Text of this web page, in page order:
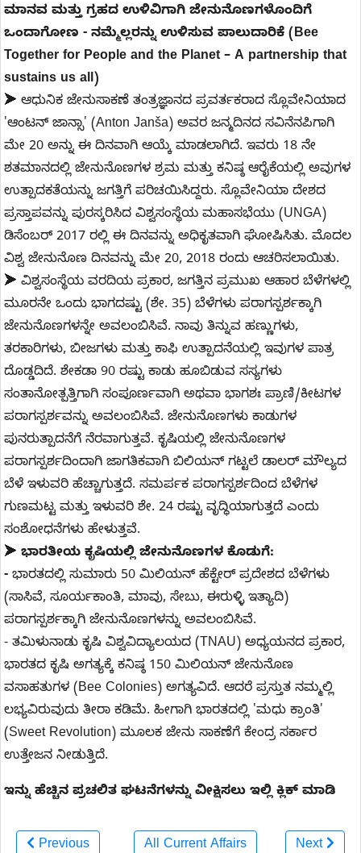
ಮಾನವ ಮತ್ತು ಗ್ರಹದ ಉಳಿವಿಗಾಗಿ ಜೇನುನೊಣಗಳೊಂದಿಗೆ
ಒಂದಾಗೋಣ - ನಮ್ಮೆಲ್ಲರನ್ನು ಉಳಿಸುವ ಪಾಲುದಾರಿಕೆ (Bee
Together for People and the Planet – A partnership that
sustains us all)
➤ ಆಧುನಿಕ ಜೇನುಸಾಕಣೆ ತಂತ್ರಜ್ಞಾನದ ಪ್ರವರ್ತಕರಾದ ಸ್ಲೊವೇನಿಯಾದ
'ಆಂಟನ್ ಜಾನ್ಸಾ' (Anton Janša) ಅವರ ಜನ್ಮದಿನದ ಸವಿನೆನಪಿಗಾಗಿ
ಮೇ 20 ಅನ್ನು ಈ ದಿನವಾಗಿ ಆಯ್ಕೆ ಮಾಡಲಾಗಿದೆ. ಇವರು 18 ನೇ
ಶತಮಾನದಲ್ಲಿ ಜೇನುನೊಣಗಳ ಶ್ರಮ ಮತ್ತು ಕನಿಷ್ಠ ಆರೈಕೆಯಲ್ಲಿ ಅವುಗಳ
ಉತ್ಪಾದಕತೆಯನ್ನು ಜಗತ್ತಿಗೆ ಪರಿಚಯಿಸಿದ್ದರು. ಸ್ಲೊವೇನಿಯಾ ದೇಶದ
ಪ್ರಸ್ತಾಪವನ್ನು ಪುರಸ್ಕರಿಸಿದ ವಿಶ್ವಸಂಸ್ಥೆಯ ಮಹಾಸಭೆಯು (UNGA)
ಡಿಸೆಂಬರ್ 2017 ರಲ್ಲಿ ಈ ದಿನವನ್ನು ಅಧಿಕೃತವಾಗಿ ಘೋಷಿಸಿತು. ಮೊದಲ
ವಿಶ್ವ ಜೇನುನೊಣ ದಿನವನ್ನು ಮೇ 20, 2018 ರಂದು ಆಚರಿಸಲಾಯಿತು.
➤ ವಿಶ್ವಸಂಸ್ಥೆಯ ವರದಿಯ ಪ್ರಕಾರ, ಜಗತ್ತಿನ ಪ್ರಮುಖ ಆಹಾರ ಬೆಳೆಗಳಲ್ಲಿ
ಮೂರನೇ ಒಂದು ಭಾಗದಷ್ಟು (ಶೇ. 35) ಬೆಳೆಗಳು ಪರಾಗಸ್ಪರ್ಶಕ್ಕಾಗಿ
ಜೇನುನೊಣಗಳನ್ನೇ ಅವಲಂಬಿಸಿವೆ. ನಾವು ತಿನ್ನುವ ಹಣ್ಣುಗಳು,
ತರಕಾರಿಗಳು, ಬೀಜಗಳು ಮತ್ತು ಕಾಫಿ ಉತ್ಪಾದನೆಯಲ್ಲಿ ಇವುಗಳ ಪಾತ್ರ
ದೊಡ್ಡದಿದೆ. ಶೇಕಡಾ 90 ರಷ್ಟು ಕಾಡು ಹೂಬಿಡುವ ಸಸ್ಯಗಳು
ಸಂತಾನೋತ್ಪತ್ತಿಗಾಗಿ ಸಂಪೂರ್ಣವಾಗಿ ಅಥವಾ ಭಾಗಶಃ ಪ್ರಾಣಿ/ಕೀಟಗಳ
ಪರಾಗಸ್ಪರ್ಶವನ್ನು ಅವಲಂಬಿಸಿವೆ. ಜೇನುನೊಣಗಳು ಕಾಡುಗಳ
ಪುನರುತ್ಪಾದನೆಗೆ ನೆರವಾಗುತ್ತವೆ. ಕೃಷಿಯಲ್ಲಿ ಜೇನುನೊಣಗಳ
ಪರಾಗಸ್ಪರ್ಶದಿಂದಾಗಿ ಜಾಗತಿಕವಾಗಿ ಬಿಲಿಯನ್ ಗಟ್ಟಲೆ ಡಾಲರ್ ಮೌಲ್ಯದ
ಬೆಳೆ ಇಳುವರಿ ಹೆಚ್ಚಾಗುತ್ತದೆ. ಸಮರ್ಪಕ ಪರಾಗಸ್ಪರ್ಶದಿಂದ ಬೆಳೆಗಳ
ಗುಣಮಟ್ಟ ಮತ್ತು ಇಳುವರಿ ಶೇ. 24 ರಷ್ಟು ವೃದ್ಧಿಯಾಗುತ್ತದೆ ಎಂದು
ಸಂಶೋಧನೆಗಳು ಹೇಳುತ್ತವೆ.
➤ ಭಾರತೀಯ ಕೃಷಿಯಲ್ಲಿ ಜೇನುನೊಣಗಳ ಕೊಡುಗೆ:
- ಭಾರತದಲ್ಲಿ ಸುಮಾರು 50 ಮಿಲಿಯನ್ ಹೆಕ್ಟೇರ್ ಪ್ರದೇಶದ ಬೆಳೆಗಳು
(ಸಾಸಿವೆ, ಸೂರ್ಯಕಾಂತಿ, ಮಾವು, ಸೇಬು, ಈರುಳ್ಳಿ ಇತ್ಯಾದಿ)
ಪರಾಗಸ್ಪರ್ಶಕ್ಕಾಗಿ ಜೇನುನೊಣಗಳನ್ನು ಅವಲಂಬಿಸಿವೆ.
- ತಮಿಳುನಾಡು ಕೃಷಿ ವಿಶ್ವವಿದ್ಯಾಲಯದ (TNAU) ಅಧ್ಯಯನದ ಪ್ರಕಾರ,
ಭಾರತದ ಕೃಷಿ ಅಗತ್ಯಕ್ಕೆ ಕನಿಷ್ಠ 150 ಮಿಲಿಯನ್ ಜೇನುನೊಣ
ವಸಾಹತುಗಳ (Bee Colonies) ಅಗತ್ಯವಿದೆ. ಆದರೆ ಪ್ರಸ್ತುತ ನಮ್ಮಲ್ಲಿ
ಲಭ್ಯವಿರುವುದು ತೀರಾ ಕಡಿಮೆ. ಹೀಗಾಗಿ ಭಾರತದಲ್ಲಿ 'ಮಧು ಕ್ರಾಂತಿ'
(Sweet Revolution) ಮೂಲಕ ಜೇನು ಸಾಕಣೆಗೆ ಕೇಂದ್ರ ಸರ್ಕಾರ
ಉತ್ತೇಜನ ನೀಡುತ್ತಿದೆ.
ಇನ್ನು ಹೆಚ್ಚಿನ ಪ್ರಚಲಿತ ಘಟನೆಗಳನ್ನು ವೀಕ್ಷಿಸಲು ಇಲ್ಲಿ ಕ್ಲಿಕ್ ಮಾಡಿ
Previous All Current Affairs Next